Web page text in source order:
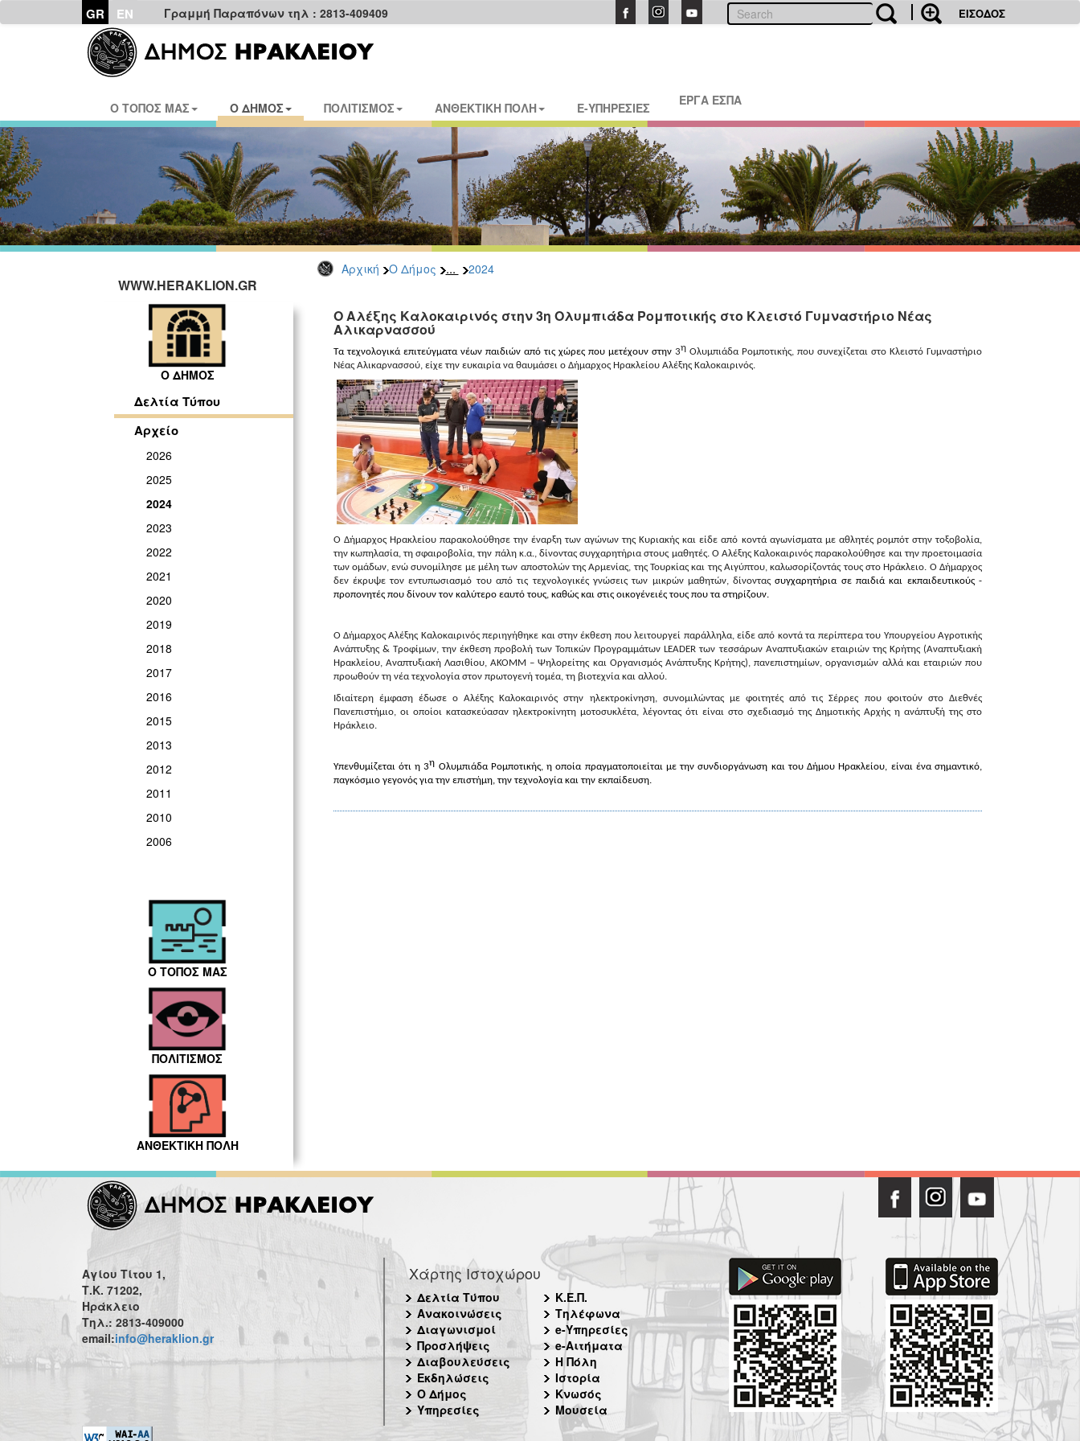
GR EN Γραμμή Παραπόνων τηλ : 2813-409409 ΕΙΣΟΔΟΣ
Ο ΤΟΠΟΣ ΜΑΣ Ο ΔΗΜΟΣ ΠΟΛΙΤΙΣΜΟΣ ΑΝΘΕΚΤΙΚΗ ΠΟΛΗ E-ΥΠΗΡΕΣΙΕΣ ΕΡΓΑ ΕΣΠΑ
Αρχική Ο Δήμος ... 2024
WWW.HERAKLION.GR
Ο ΔΗΜΟΣ
Δελτία Τύπου
Αρχείο
2026
2025
2024
2023
2022
2021
2020
2019
2018
2017
2016
2015
2013
2012
2011
2010
2006
Ο ΤΟΠΟΣ ΜΑΣ
ΠΟΛΙΤΙΣΜΟΣ
ΑΝΘΕΚΤΙΚΗ ΠΟΛΗ
Ο Αλέξης Καλοκαιρινός στην 3η Ολυμπιάδα Ρομποτικής στο Κλειστό Γυμναστήριο Νέας
Αλικαρνασσού
Τα τεχνολογικά επιτεύγματα νέων παιδιών από τις χώρες που μετέχουν στην 3ηΟλυμπιάδα Ρομποτικής, που συνεχίζεται στο Κλειστό Γυμναστήριο
Νέας Αλικαρνασσού, είχε την ευκαιρία να θαυμάσει ο Δήμαρχος Ηρακλείου Αλέξης Καλοκαιρινός.
Ο Δήμαρχος Ηρακλείου παρακολούθησε την έναρξη των αγώνων της Κυριακής και είδε από κοντά αγωνίσματα με αθλητές ρομπότ στην τοξοβολία,
την κωπηλασία, τη σφαιροβολία, την πάλη κ.α., δίνονταςσυγχαρητήρια στους μαθητές. Ο Αλέξης Καλοκαιρινός παρακολούθησε και την προετοιμασία
των ομάδων, ενώ συνομίλησε με μέλη των αποστολών της Αρμενίας, της Τουρκίας και της Αιγύπτου, καλωσορίζοντάς τους στο Ηράκλειο. Ο Δήμαρχος
δεν έκρυψε τον εντυπωσιασμό του από τις τεχνολογικές γνώσεις των μικρών μαθητών, δίνονταςσυγχαρητήρια σε παιδιά και εκπαιδευτικούς -
προπονητές που δίνουν τον καλύτερο εαυτό τους, καθώς και στις οικογένειές τους που τα στηρίζουν.
Ο Δήμαρχος Αλέξης Καλοκαιρινός περιηγήθηκε και στην έκθεση που λειτουργεί παράλληλα, είδε από κοντά τα περίπτερα του Υπουργείου Αγροτικής
Ανάπτυξης & Τροφίμων, την έκθεση προβολή των Τοπικών Προγραμμάτων LEADER των τεσσάρων Αναπτυξιακών εταιριών της Κρήτης (Αναπτυξιακή
Ηρακλείου, Αναπτυξιακή Λασιθίου, ΑΚΟΜΜ – Ψηλορείτης και Οργανισμός Ανάπτυξης Κρήτης), πανεπιστημίων, οργανισμών αλλά και εταιριών που
προωθούν τη νέα τεχνολογία στον πρωτογενή τομέα, τη βιοτεχνία και αλλού.
Ιδιαίτερη έμφαση έδωσε ο Αλέξης Καλοκαιρινός στην ηλεκτροκίνηση, συνομιλώντας με φοιτητές από τις Σέρρες που φοιτούν στο Διεθνές
Πανεπιστήμιο, οι οποίοι κατασκεύασαν ηλεκτροκίνητη μοτοσυκλέτα, λέγοντας ότι είναι στο σχεδιασμό της Δημοτικής Αρχής η ανάπτυξή της στο
Ηράκλειο.
Υπενθυμίζεται ότι η 3η Ολυμπιάδα Ρομποτικής, η οποία πραγματοποιείται με την συνδιοργάνωση και του Δήμου Ηρακλείου, είναι ένα σημαντικό,
παγκόσμιο γεγονός για την επιστήμη, την τεχνολογία και την εκπαίδευση.
Αγίου Τίτου 1,
Τ.Κ. 71202,
Ηράκλειο
Τηλ.: 2813-409000
email:info@heraklion.gr
Χάρτης Ιστοχώρου
Δελτία Τύπου
Ανακοινώσεις
Διαγωνισμοί
Προσλήψεις
Διαβουλεύσεις
Εκδηλώσεις
Ο Δήμος
Υπηρεσίες
Κ.Ε.Π.
Τηλέφωνα
e-Υπηρεσίες
e-Αιτήματα
Η Πόλη
Ιστορία
Κνωσός
Μουσεία